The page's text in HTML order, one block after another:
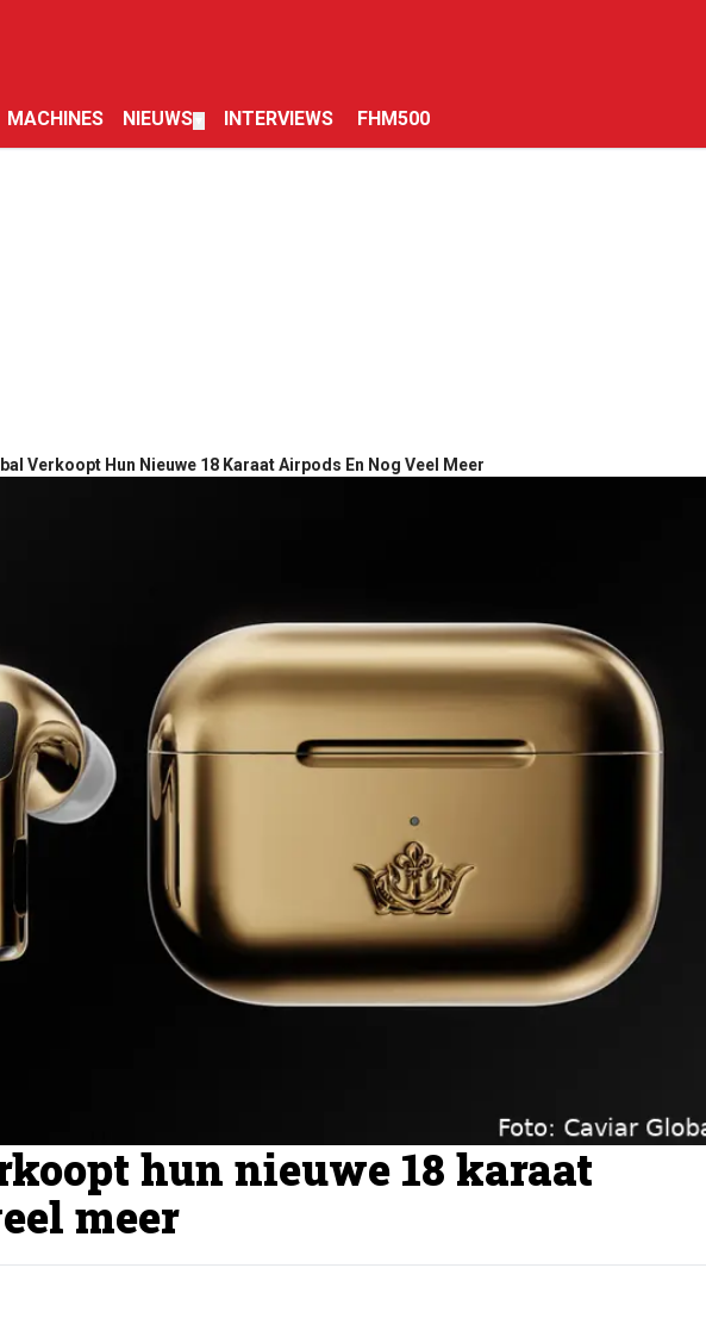
MACHINES NIEUWS INTERVIEWS FHM500
Verkoopt Hun Nieuwe 18 Karaat Airpods En Nog Veel Meer
hun nieuwe 18 karaat
meer